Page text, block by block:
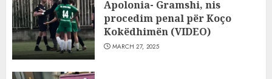
Apolonia- Gramshi, nis
procedim penal për Koço
Kokëdhimën (VIDEO)
MARCH 27, 2025